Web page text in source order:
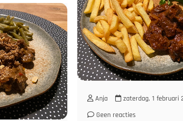
Anja
zaterdag, 1 februari
Geen reacties